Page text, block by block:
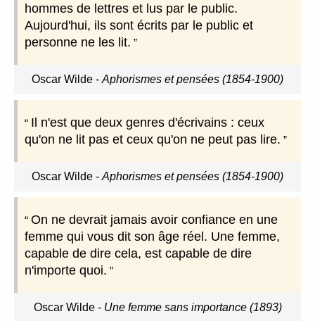
hommes de lettres et lus par le public.
Aujourd'hui, ils sont écrits par le public et
personne ne les lit.
Oscar Wilde - Aphorismes et pensées (1854-1900)
Il n'est que deux genres d'écrivains : ceux
qu'on ne lit pas et ceux qu'on ne peut pas lire.
Oscar Wilde - Aphorismes et pensées (1854-1900)
On ne devrait jamais avoir confiance en une
femme qui vous dit son âge réel. Une femme,
capable de dire cela, est capable de dire
n'importe quoi.
Oscar Wilde- Une femme sans importance (1893)